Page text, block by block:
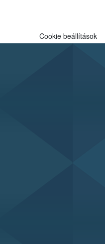
Cookie beállítások